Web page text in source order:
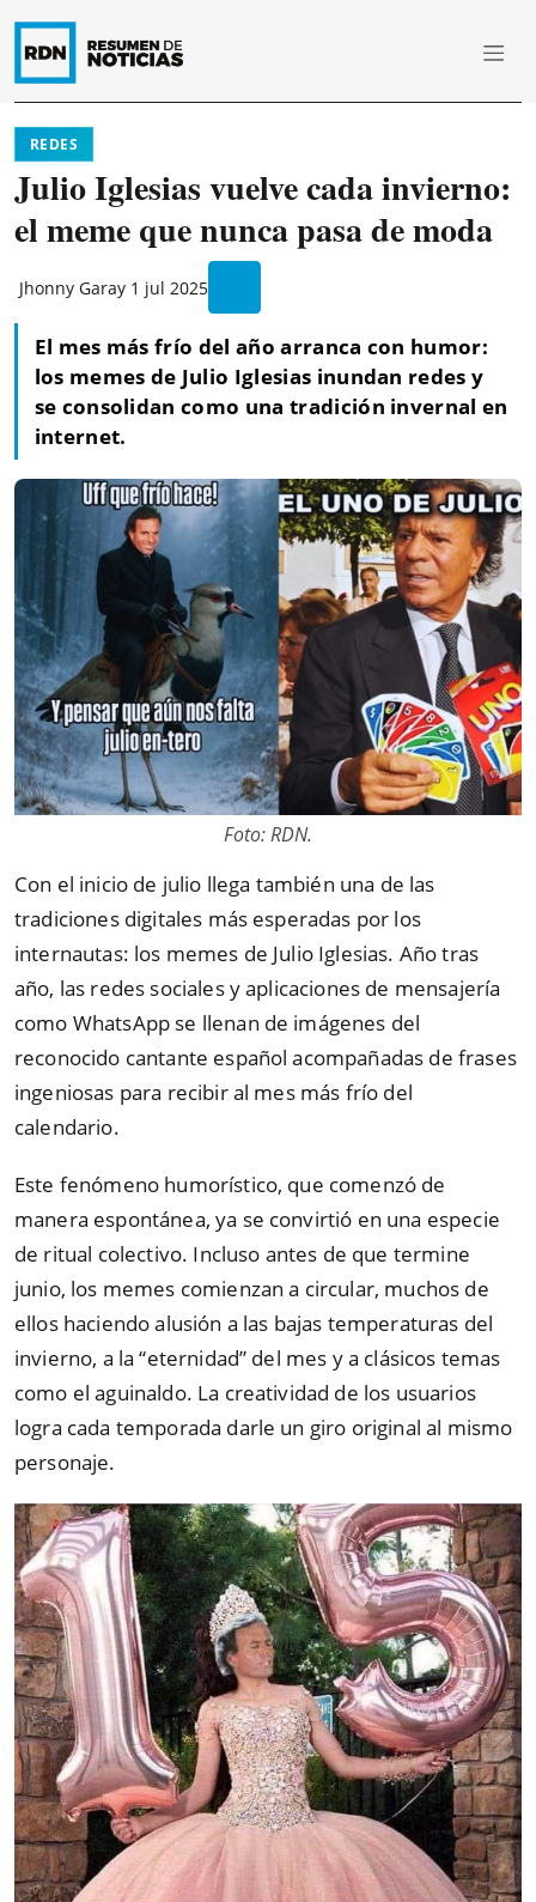
REDES
Julio Iglesias vuelve cada invierno:
el meme que nunca pasa de moda
Jhonny Garay 1 jul 2025
El mes más frío del año arranca con humor:
los memes de Julio Iglesias inundan redes y
se consolidan como una tradición invernal en
internet.
Foto: RDN.
Con el inicio de julio llega también una de las
tradiciones digitales más esperadas por los
internautas: los memes de Julio Iglesias. Año tras
año, las redes sociales y aplicaciones de mensajería
como WhatsApp se llenan de imágenes del
reconocido cantante español acompañadas de frases
ingeniosas para recibir al mes más frío del
calendario.
Este fenómeno humorístico, que comenzó de
manera espontánea, ya se convirtió en una especie
de ritual colectivo. Incluso antes de que termine
junio, los memes comienzan a circular, muchos de
ellos haciendo alusión a las bajas temperaturas del
invierno, a la “eternidad” del mes y a clásicos temas
como el aguinaldo. La creatividad de los usuarios
logra cada temporada darle un giro original al mismo
personaje.